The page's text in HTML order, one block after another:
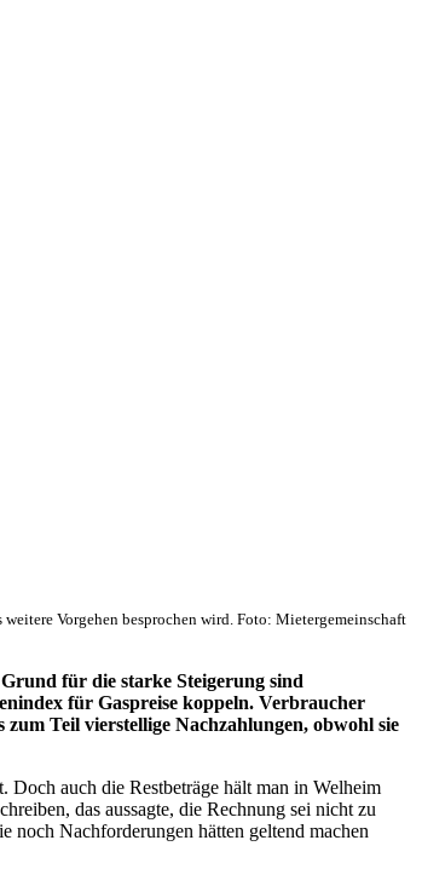
Vorgehen besprochen wird. Foto: Mietergemeinschaft
für die starke Steigerung sind
für Gaspreise koppeln. Verbraucher
Teil vierstellige Nachzahlungen, obwohl sie
auch die Restbeträge hält man in Welheim
das aussagte, die Rechnung sei nicht zu
noch Nachforderungen hätten geltend machen